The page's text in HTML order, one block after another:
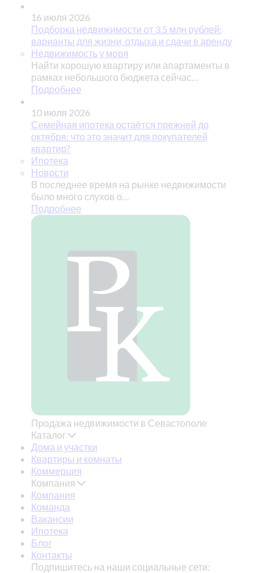
16 июля 2026
Подборка недвижимости от 3.5 млн рублей:
варианты для жизни, отдыха и сдачи в аренду
Недвижимость у моря
Найти хорошую квартиру или апартаменты в
рамках небольшого бюджета сейчас…
Подробнее
10 июля 2026
Семейная ипотека остаётся прежней до
октября: что это значит для покупателей
квартир?
Ипотека
Новости
В последнее время на рынке недвижимости
было много слухов о…
Подробнее
Продажа недвижимости в Севастополе
Каталог
Дома и участки
Квартиры и комнаты
Коммерция
Компания
Компания
Команда
Вакансии
Ипотека
Блог
Контакты
Подпишитесь на наши социальные сети: